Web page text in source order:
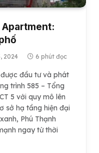
2024 6 phút đọc
được đầu tư và phát
trình 585 – Tổng
5 với quy mô lên
sở hạ tầng hiện đại
Phú Thạnh
ngay từ thời